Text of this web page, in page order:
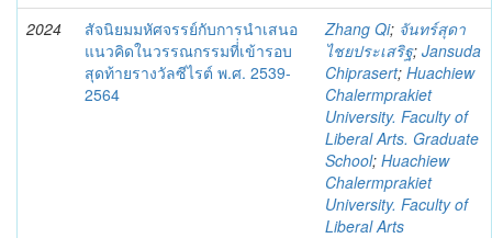
2024
สัจนิยมมหัศจรรย์กับการนำเสนอ
แนวคิดในวรรณกรรมที่่เข้ารอบ
สุดท้ายรางวัลซีไรต์ พ.ศ. 2539-
2564
Zhang Qi; จันทร์สุดา
ไชยประเสริฐ; Jansuda
Chiprasert; Huachiew
Chalermprakiet
University. Faculty of
Liberal Arts. Graduate
School; Huachiew
Chalermprakiet
University. Faculty of
Liberal Arts